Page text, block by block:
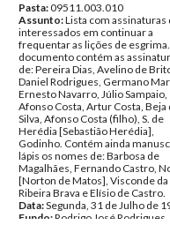
Pasta:09511.003.010
Assunto:Lista com assinaturas
interessados em continuar a
frequentar as lições de
documento contém as
de: Pereira Dias, Avelino de
Daniel Rodrigues, Germano
Ernesto Navarro, Júlio Sampaio,
Afonso Costa, Artur Costa, Beja
Silva, Afonso Costa (filho), S. de
Herédia [Sebastião Herédia],
Godinho. Contém ainda
lápis os nomes de: Barbosa de
Magalhães, Fernando Castro,
[Norton de Matos], Visconde da
Ribeira Brava e Elísio de Castro.
Data:Segunda, 31 de Julho de
Fundo:Rodrigo José Rodrigues